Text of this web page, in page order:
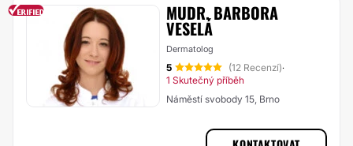
MUDR. BARBORA
VESELÁ
Dermatolog
5 (12 Recenzí)·
1 Skutečný příběh
Náměstí svobody 15, Brno